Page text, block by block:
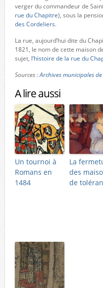
verger du commandeur de
rue du Chapitre), sous la
des Cordeliers.
La rue, aujourd’hui dite du
1821, le nom de cette maison
sujet, l’histoire de la rue du
Sources :Archives municipales
A lire aussi
Un tournoi à
Romans en
1484
La
des
de